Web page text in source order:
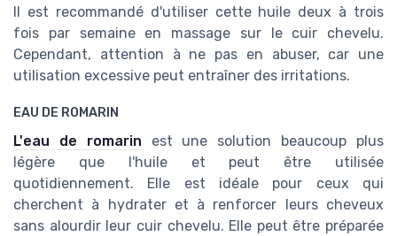
Il est recommandé d'utiliser cette huile deux à trois
fois par semaine en massage sur le cuir chevelu.
Cependant, attention à ne pas en abuser, car une
utilisation excessive peut entraîner des irritations.
EAU DE ROMARIN
L'eau de romarin est une solution beaucoup plus
légère que l'huile et peut être utilisée
quotidiennement. Elle est idéale pour ceux qui
cherchent à hydrater et à renforcer leurs cheveux
sans alourdir leur cuir chevelu. Elle peut être préparée